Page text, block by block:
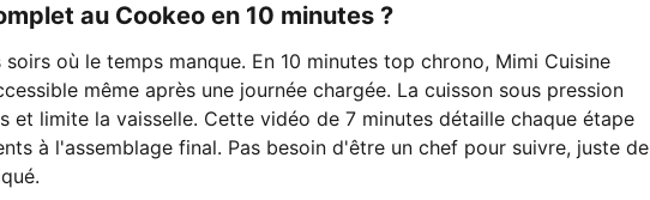
au Cookeo en 10 minutes ?
où le temps manque. En 10 minutes top chrono, Mimi Cuisine
même après une journée chargée. La cuisson sous pression
et limite la vaisselle. Cette vidéo de 7 minutes détaille chaque étape
à l'assemblage final. Pas besoin d'être un chef pour suivre, juste de